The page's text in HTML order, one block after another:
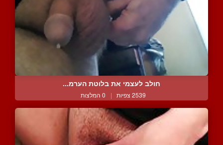
חולב לעצמי את בלוטת הערמ...
2539 צפיות | 0 המלצות